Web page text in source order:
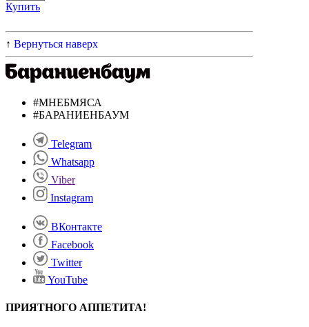
Купить
↑ Вернуться наверх
#МНЕБМЯСА
#БАРАНИЕНБАУМ
Telegram
Whatsapp
Viber
Instagram
ВКонтакте
Facebook
Twitter
YouTube
ПРИЯТНОГО АППЕТИТА!